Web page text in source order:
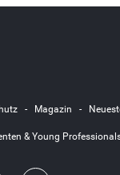
- Magazin -
& Young